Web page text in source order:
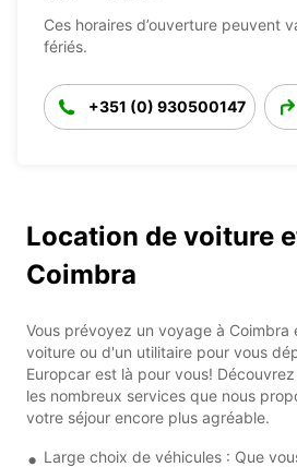
Ces horaires d’ouverture peuvent
fériés.
+351 (0) 930500147
Location de voiture
Coimbra
Vous prévoyez un voyage à Coimbra
voiture ou d'un utilitaire pour vous
Europcar est là pour vous!
les nombreux services que nous
votre séjour encore plus agréable.
Large choix de véhicules : Que